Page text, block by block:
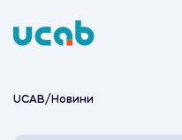
to
UCAB/ Новини